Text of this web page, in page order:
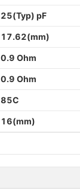
25(Typ) pF
17.62(mm)
0.9 Ohm
0.9 Ohm
85C
16(mm)